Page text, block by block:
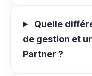
Quelle
de gestion et
Partner ?